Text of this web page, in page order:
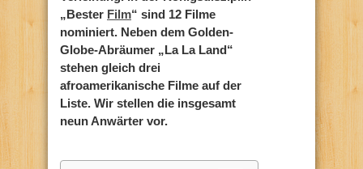
„Bester Film“ sind 12 Filme
nominiert. Neben dem Golden-
Globe-Abräumer „La La Land“
stehen gleich drei
afroamerikanische Filme auf der
Liste. Wir stellen die insgesamt
neun Anwärter vor.